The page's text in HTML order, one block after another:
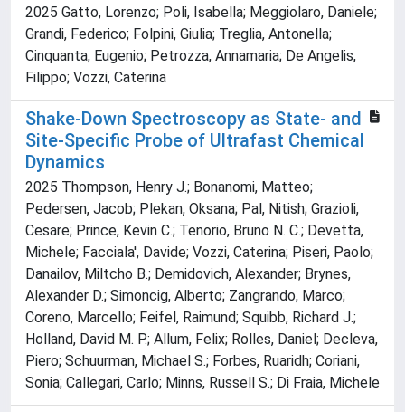
2025 Gatto, Lorenzo; Poli, Isabella; Meggiolaro, Daniele;
Grandi, Federico; Folpini, Giulia; Treglia, Antonella;
Cinquanta, Eugenio; Petrozza, Annamaria; De Angelis,
Filippo; Vozzi, Caterina
Shake-Down Spectroscopy as State- and
Site-Specific Probe of Ultrafast Chemical
Dynamics
2025 Thompson, Henry J.; Bonanomi, Matteo;
Pedersen, Jacob; Plekan, Oksana; Pal, Nitish; Grazioli,
Cesare; Prince, Kevin C.; Tenorio, Bruno N. C.; Devetta,
Michele; Facciala', Davide; Vozzi, Caterina; Piseri, Paolo;
Danailov, Miltcho B.; Demidovich, Alexander; Brynes,
Alexander D.; Simoncig, Alberto; Zangrando, Marco;
Coreno, Marcello; Feifel, Raimund; Squibb, Richard J.;
Holland, David M. P.; Allum, Felix; Rolles, Daniel; Decleva,
Piero; Schuurman, Michael S.; Forbes, Ruaridh; Coriani,
Sonia; Callegari, Carlo; Minns, Russell S.; Di Fraia, Michele